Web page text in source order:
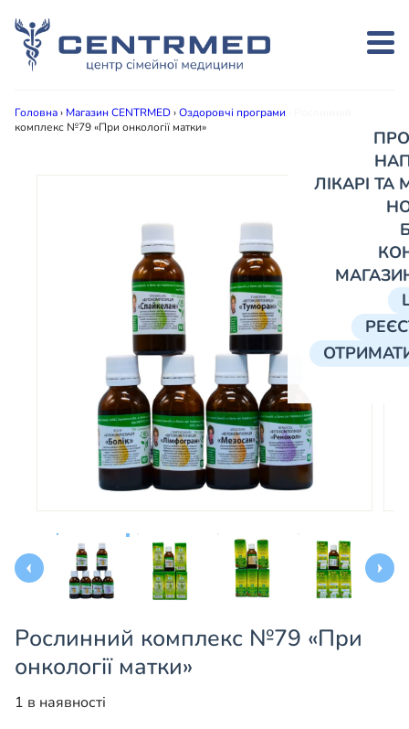
ЛІКАРІ
Головна› Магазин CENTRMED›Оздоровчі програми
комплекс №79 «При онкології матки»
Рослинний комплекс №79 «При
онкології матки»
1 в наявності